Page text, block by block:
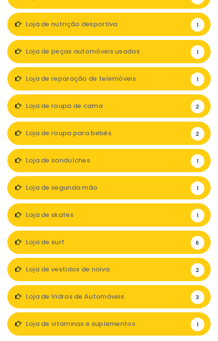
Loja de nutrição desportiva 1
Loja de peças automóveis usadas 1
Loja de reparação de telemóveis 1
Loja de roupa de cama 2
Loja de roupa para bebés 2
Loja de sanduíches 1
Loja de segunda mão 1
Loja de skates 1
Loja de surf 6
Loja de vestidos de noiva 2
Loja de Vidros de Automóveis 3
Loja de vitaminas e suplementos 1